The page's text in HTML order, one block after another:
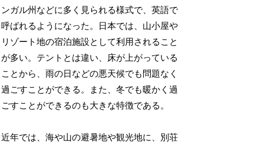
ンガル州などに多く見られる様式で、英語で
呼ばれるようになった。日本では、山小屋や
リゾート地の宿泊施設として利用されること
が多い。テントとは違い、床が上がっている
ことから、雨の日などの悪天候でも問題なく
過ごすことができる。また、冬でも暖かく過
ごすことができるのも大きな特徴である。
近年では、海や山の避暑地や観光地に、別荘